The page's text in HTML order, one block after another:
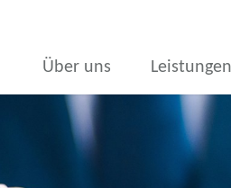
Über uns Leistungen